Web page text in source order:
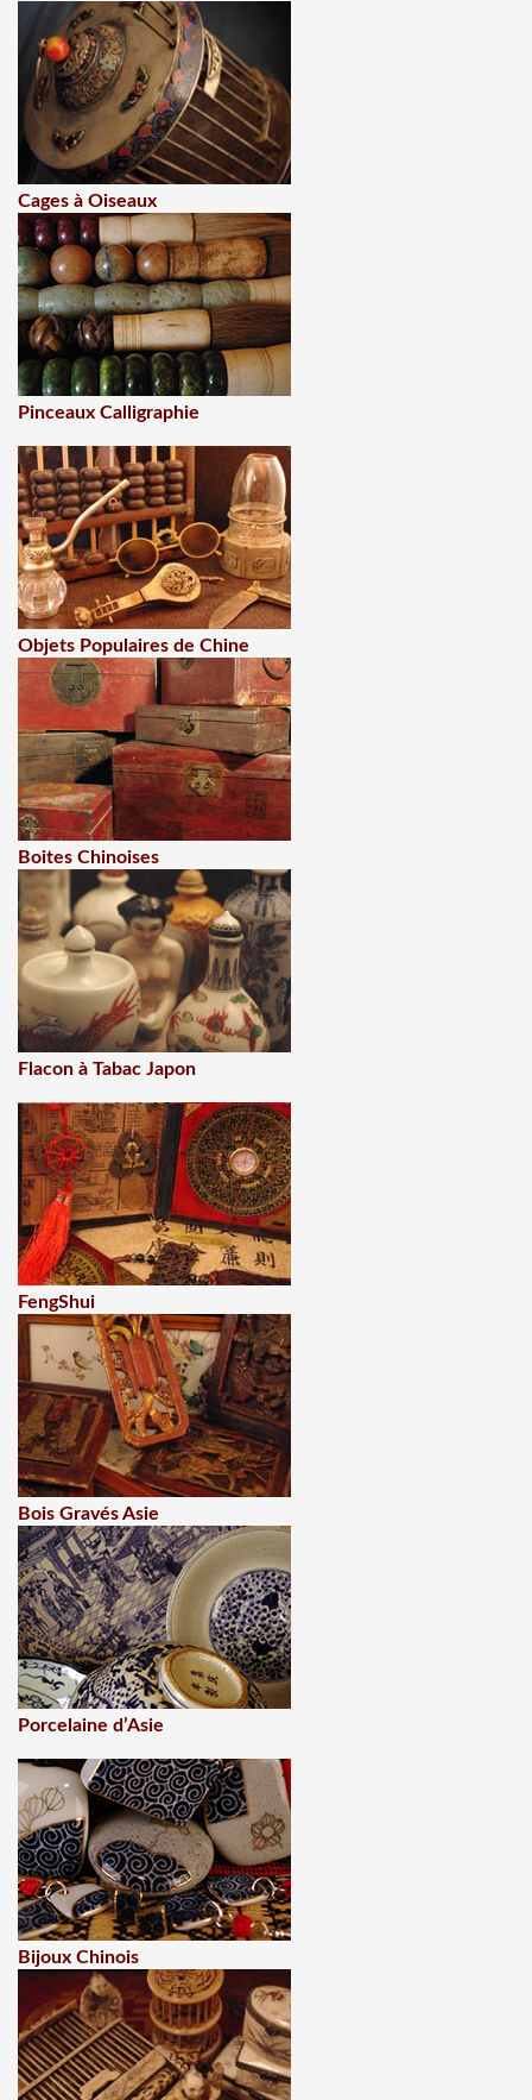
Cages à Oiseaux
Pinceaux Calligraphie
Objets Populaires de Chine
Boites Chinoises
Flacon à Tabac Japon
FengShui
Bois Gravés Asie
Porcelaine d’Asie
Bijoux Chinois